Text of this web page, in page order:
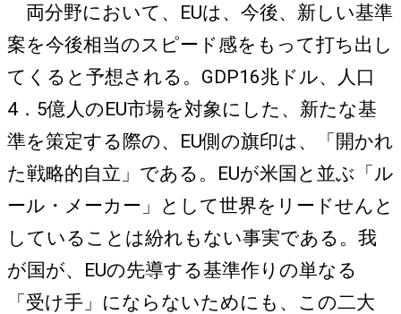
両分野において、EUは、今後、新しい基準
案を今後相当のスピード感をもって打ち出し
てくると予想される。GDP16兆ドル、人口
4．5億人のEU市場を対象にした、新たな基
準を策定する際の、EU側の旗印は、「開かれ
た戦略的自立」である。EUが米国と並ぶ「ル
ール・メーカー」として世界をリードせんと
していることは紛れもない事実である。我
が国が、EUの先導する基準作りの単なる
「受け手」にならないためにも、この二大